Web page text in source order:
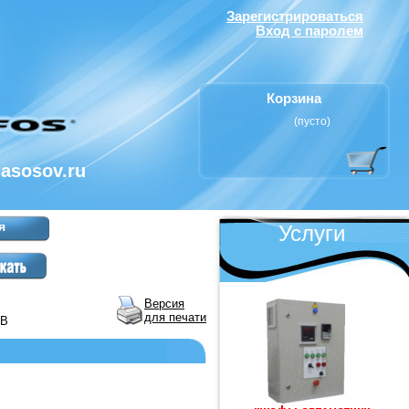
Зарегистрироваться
Вход с паролем
Корзина
(пусто)
Услуги
Версия
для печати